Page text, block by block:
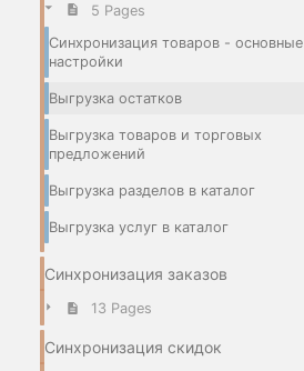
5 Pages
Синхронизация товаров - основные
настройки
Выгрузка остатков
Выгрузка товаров и торговых
предложений
Выгрузка разделов в каталог
Выгрузка услуг в каталог
Синхронизация заказов
13 Pages
Синхронизация скидок